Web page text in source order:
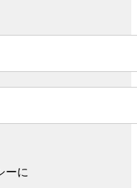
ーに